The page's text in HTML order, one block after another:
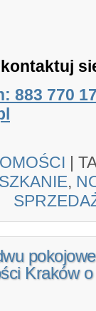
883 770
|
,
Kraków o